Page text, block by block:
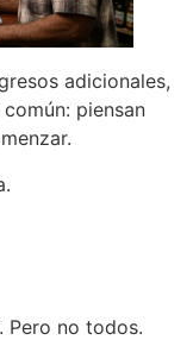
adicionales,
piensan
Pero no todos.